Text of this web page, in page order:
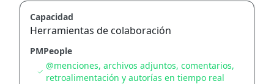
Capacidad
Herramientas de colaboración
PMPeople
@menciones, archivos adjuntos, comentarios,
retroalimentación y autorías en tiempo real